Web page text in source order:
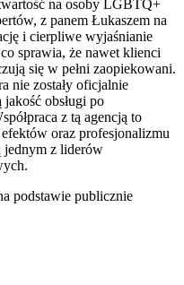
na osoby LGBTQ+
z panem Łukaszem na
i cierpliwe wyjaśnianie
sprawia, że nawet klienci
się w pełni zaopiekowani.
nie zostały oficjalnie
obsługi po
z tą agencją to
oraz profesjonalizmu
jednym z liderów
podstawie publicznie